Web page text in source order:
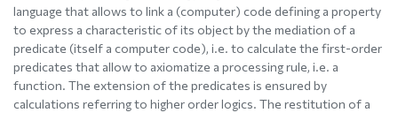
language that allows to link a (computer) code defining a property
to express a characteristic of its object by the mediation of a
predicate (itself a computer code), i.e. to calculate the first-order
predicates that allow to axiomatize a processing rule, i.e. a
function. The extension of the predicates is ensured by
calculations referring to higher order logics. The restitution of a